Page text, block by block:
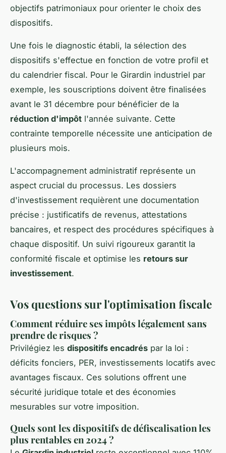
objectifs patrimoniaux pour orienter le choix des
dispositifs.
Une fois le diagnostic établi, la sélection des
dispositifs s'effectue en fonction de votre profil et
du calendrier fiscal. Pour le Girardin industriel par
exemple, les souscriptions doivent être finalisées
avant le 31 décembre pour bénéficier de la
réduction d'impôt l'année suivante. Cette
contrainte temporelle nécessite une anticipation de
plusieurs mois.
L'accompagnement administratif représente un
aspect crucial du processus. Les dossiers
d'investissement requièrent une documentation
précise : justificatifs de revenus, attestations
bancaires, et respect des procédures spécifiques à
chaque dispositif. Un suivi rigoureux garantit la
conformité fiscale et optimise les retours sur
investissement.
Vos questions sur l'optimisation fiscale
Comment réduire ses impôts légalement sans
prendre de risques ?
Privilégiez les dispositifs encadrés par la loi :
déficits fonciers, PER, investissements locatifs avec
avantages fiscaux. Ces solutions offrent une
sécurité juridique totale et des économies
mesurables sur votre imposition.
Quels sont les dispositifs de défiscalisation les
plus rentables en 2024 ?